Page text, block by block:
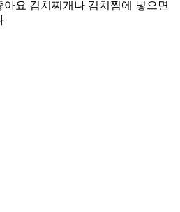
요 김치찌개나 김치찜에 넣으면